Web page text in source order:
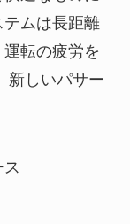
ムは長距離
転の疲労を
新しいパサー